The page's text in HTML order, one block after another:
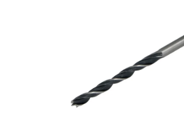
Autodoplňky